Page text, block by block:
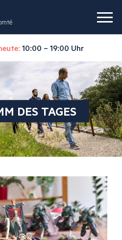
10:00 – 19:00 Uhr
DES TAGES